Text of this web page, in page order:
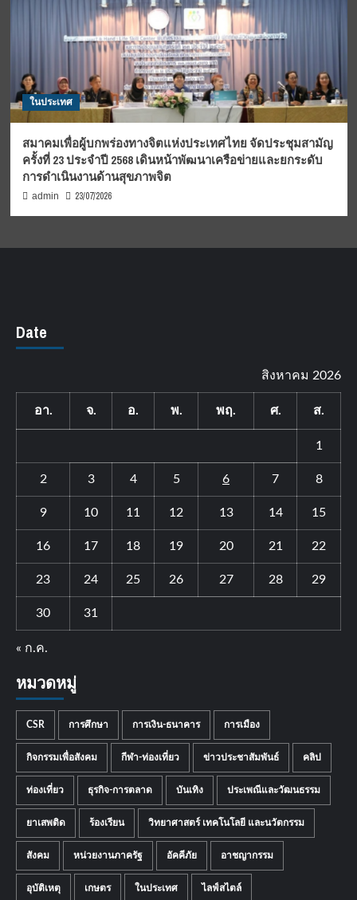
ในประเทศ
สมาคมเพื่อผู้บกพร่องทางจิตแห่งประเทศไทย จัดประชุมสามัญ
ครั้งที่ 23 ประจำปี 2568 เดินหน้าพัฒนาเครือข่ายและยกระดับ
การดำเนินงานด้านสุขภาพจิต
admin 23/07/2026
Date
สิงหาคม 2026
อา. จ. อ. พ. พฤ. ศ. ส.
1
2 3 4 5 6 7 8
9 10 11 12 13 14 15
16 17 18 19 20 21 22
23 24 25 26 27 28 29
30 31
« ก.ค.
หมวดหมู่
CSR การศึกษา การเงิน-ธนาคาร การเมือง
กิจกรรมเพื่อสังคม กีฬา-ท่องเที่ยว ข่าวประชาสัมพันธ์ คลิป
ท่องเที่ยว ธุรกิจ-การตลาด บันเทิง ประเพณีและวัฒนธรรม
ยาเสพติด ร้องเรียน วิทยาศาสตร์ เทคโนโลยี และนวัตกรรม
สังคม หน่วยงานภาครัฐ อัคคีภัย อาชญากรรม
อุบัติเหตุ เกษตร ในประเทศ ไลฟ์สไตล์